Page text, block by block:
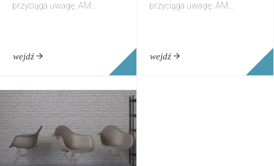
przyciąga uwagę. AM...
wejdź
przyciąga uwagę. AM...
wejdź